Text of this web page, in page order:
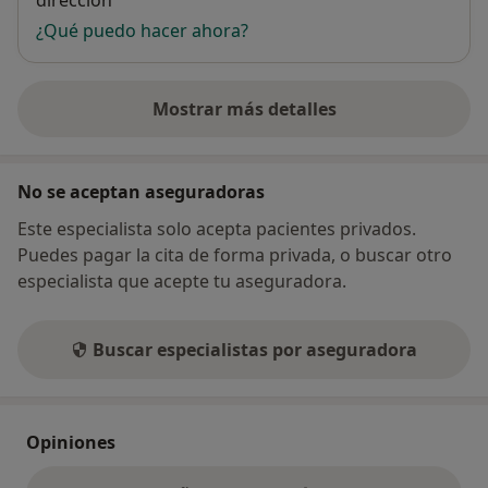
¿Qué puedo hacer ahora?
Mostrar más detalles
sobre la dirección
No se aceptan aseguradoras
Este especialista solo acepta pacientes privados.
Puedes pagar la cita de forma privada, o buscar otro
especialista que acepte tu aseguradora.
Buscar especialistas por aseguradora
Opiniones